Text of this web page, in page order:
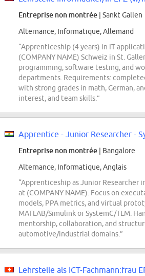
Entreprise non montrée | Sankt Gallen
Alternance, Informatique, Allemand
“Apprenticeship (4 years) in IT
(COMPANY NAME) Schweiz in St.
programming, software testing, and
departments. Requirements:
with strong grades in math, German,
interest, and team skills.”
Apprentice - Junior Researcher -
Entreprise non montrée | Bangalore
Alternance, Informatique, Anglais
“Apprenticeship as Junior Researcher
at (COMPANY NAME). Focus on
models, PPA metrics, and virtual
MATLAB/Simulink or SystemC/TLM.
mentorship, collaboration, and
automotive/industrial domains.”